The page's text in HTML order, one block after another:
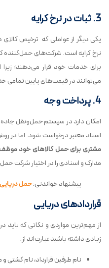
3. ثبات در نرخ کرایه
یکی دیگر از عواملی که ترخیص کالای
نرخ کرایه است. شرکت‌های حمل‌کننده
برای خدمات خود قرار می‌دهند؛
می‌توانند در قیمت‌های پایین تمامی
4. پرداخت وجه
امکان دارد در سیستم حمل‌ونقل
اسناد معتبر درخواست شود. اما در
مشتری برای حمل کالاهای خود موظف
مدارک و اسنادی را در اختیار شرکت
پیشنهاد خواندنی:حمل
قراردادهای دریایی
از مهم‌ترین مواردی و نکاتی که باید
زیادی داشته باشید عبارت‌اند از:
نام طرفین قرارداد، نام